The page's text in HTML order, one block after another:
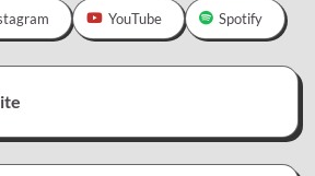
YouTube Spotify